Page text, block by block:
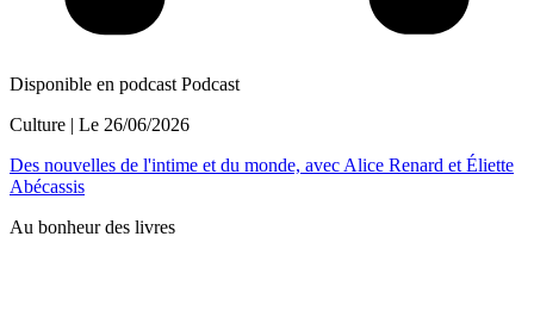
Disponible en podcast Podcast
Culture | Le 26/06/2026
Des nouvelles de l'intime et du monde, avec Alice Renard et Éliette
Abécassis
Au bonheur des livres